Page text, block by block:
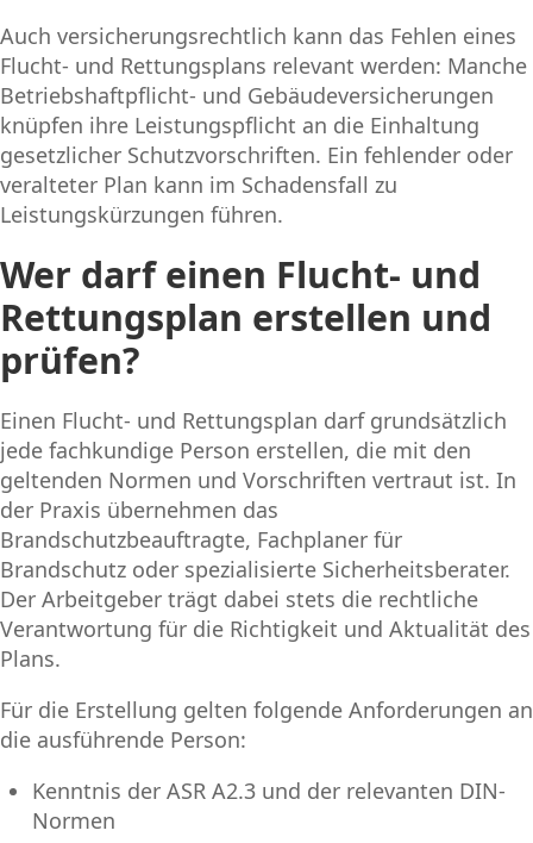
Auch versicherungsrechtlich kann das Fehlen eines
Flucht- und Rettungsplans relevant werden: Manche
Betriebshaftpflicht- und Gebäudeversicherungen
knüpfen ihre Leistungspflicht an die Einhaltung
gesetzlicher Schutzvorschriften. Ein fehlender oder
veralteter Plan kann im Schadensfall zu
Leistungskürzungen führen.
Wer darf einen Flucht- und
Rettungsplan erstellen und
prüfen?
Einen Flucht- und Rettungsplan darf grundsätzlich
jede fachkundige Person erstellen, die mit den
geltenden Normen und Vorschriften vertraut ist. In
der Praxis übernehmen das
Brandschutzbeauftragte, Fachplaner für
Brandschutz oder spezialisierte Sicherheitsberater.
Der Arbeitgeber trägt dabei stets die rechtliche
Verantwortung für die Richtigkeit und Aktualität des
Plans.
Für die Erstellung gelten folgende Anforderungen an
die ausführende Person:
Kenntnis der ASR A2.3 und der relevanten DIN-
Normen